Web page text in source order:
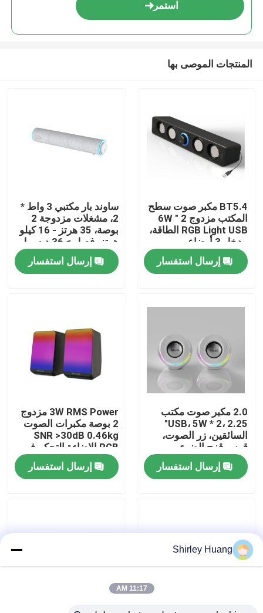
المنزل
المنتجات
حولنا
جولة في المصنع
مراقبة الجودة
اتصل بنا
القضايا
اطلب اقتباس
استمر
المنتجات الموصى بها
BT5.4 مكبر صوت سطح
المكتب مزدوج 2 " 6W
RGB Light USB الطاقة،
مدخل 3 أوضاع
إرسال استفسار
ساوند بار مكتبي 3 واط *
2، مشغلات مزدوجة 2
بوصة، 35 هرتز - 16 كيلو
هرتز، فصل > 36 ديسيبل،
يعمل بمنفذ USB (تيار
مستمر 5 فولت)،
تشطيب بلاستيكي +
إرسال استفسار
2.0 مكبر صوت مكتب
USB، 5W * 2، 2.25"
السائقين، زر الصوت،
قوس قزح الضوء
إرسال استفسار
3W RMS Power مزدوج
2 بوصة مكبرات الصوت
SNR >30dB 0.46kg
RGB الإضاءة التحكم في
مدخل متردد للجهاز
المكتبية
إرسال استفسار
Shirley Huang
11:17 AM